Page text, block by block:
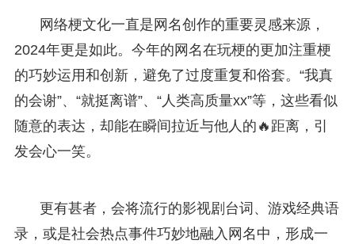
网络梗文化一直是网名创作的重要灵感来源，
2024年更是如此。今年的网名在玩梗的更加注重梗
的巧妙运用和创新，避免了过度重复和俗套。“我真
的会谢”、“就挺离谱”、“人类高质量xx”等，这些看似
随意的表达，却能在瞬间拉近与他人的🔥距离，引
发会心一笑。
更有甚者，会将流行的影视剧台词、游戏经典语
录，或是社会热点事件巧妙地融入网名中，形成一